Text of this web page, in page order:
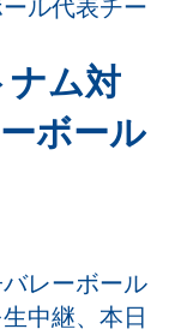
ナム対
ボール
レーボール
中継、本日